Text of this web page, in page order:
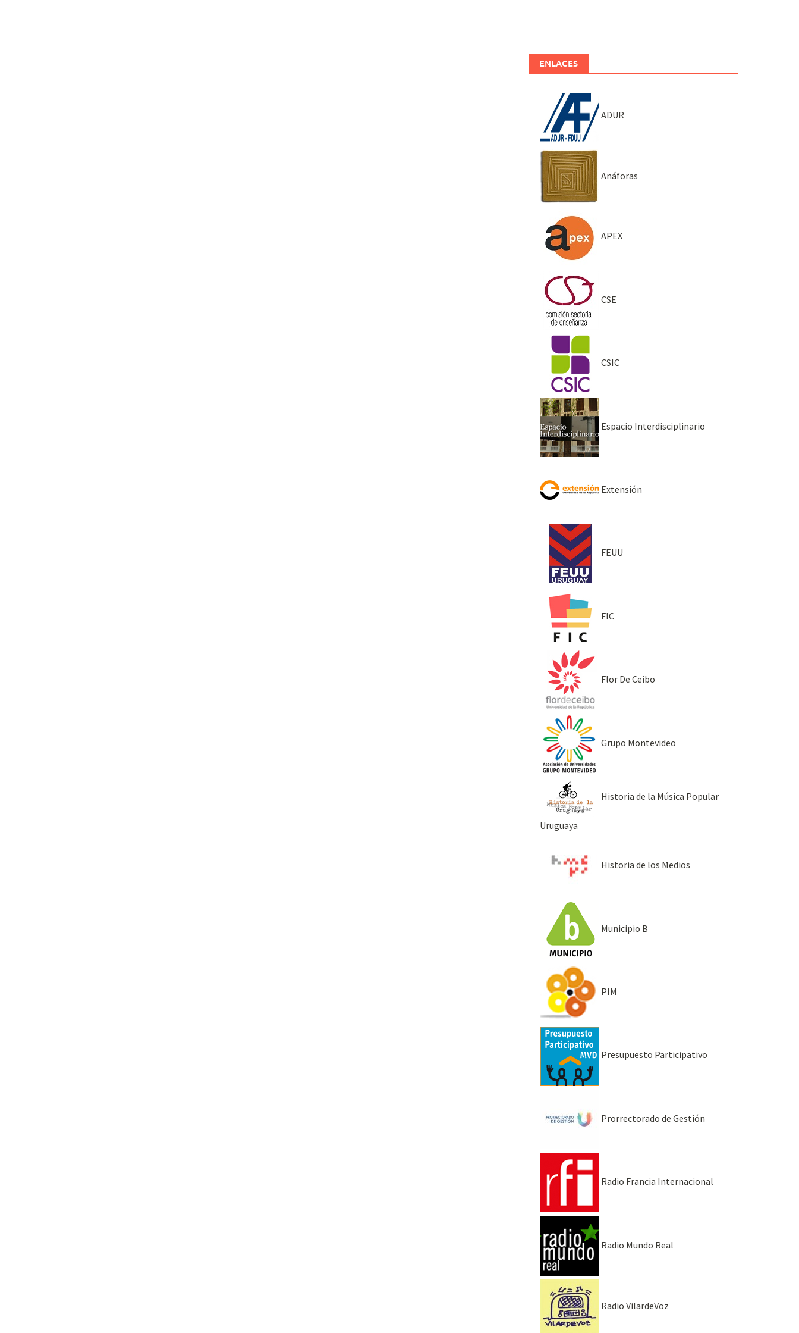
ENLACES
ADUR
Anáforas
APEX
CSE
CSIC
Espacio Interdisciplinario
Extensión
FEUU
FIC
Flor De Ceibo
Grupo Montevideo
Historia de la Música Popular
Uruguaya
Historia de los Medios
Municipio B
PIM
Presupuesto Participativo
Prorrectorado de Gestión
Radio Francia Internacional
Radio Mundo Real
Radio VilardeVoz